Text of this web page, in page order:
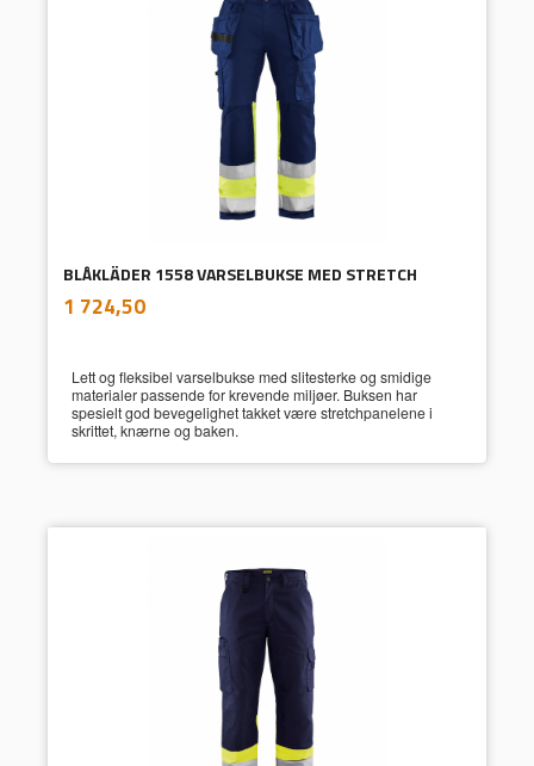
BLÅKLÄDER 1558 VARSELBUKSE MED STRETCH
Pris
1 724,50mva.
Lett og fleksibel varselbukse med slitesterke og smidige
materialer passende for krevende miljøer. Buksen har
spesielt god bevegelighet takket være stretchpanelene i
skrittet, knærne og baken.